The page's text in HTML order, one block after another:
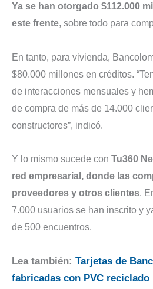
Ya se han otorgado $112.000
este frente, sobre todo para
En tanto, para vivienda,
$80.000 millones en créditos.
de interacciones mensuales y
de compra de más de 14.000
constructores”, indicó.
Y lo mismo sucede con Tu360
red empresarial, donde las
proveedores y otros clientes.
7.000 usuarios se han inscrito y
de 500 encuentros.
Lea también: Tarjetas de
fabricadas con PVC reciclado